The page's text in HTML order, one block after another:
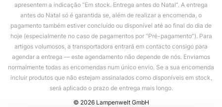
apresentem a indicação “Em stock. Entrega antes do Natal”. A entrega
antes do Natal só é garantida se, além de realizar a encomenda, o
pagamento também estiver concluído ou disponível até ao final do dia de
hoje (especialmente no caso de pagamentos por “Pré-pagamento”). Para
artigos volumosos, a transportadora entrará em contacto consigo para
agendar a entrega — este agendamento não depende de nós. Enviamos
normalmente todas as encomendas num único envio. Se a sua encomenda
incluir produtos que não estejam assinalados como disponíveis em stock,
será aplicado o prazo de entrega mais longo.
© 2026 Lampenwelt GmbH